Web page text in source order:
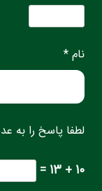
نام *
لطفا پاسخ را به
10 + 13 =